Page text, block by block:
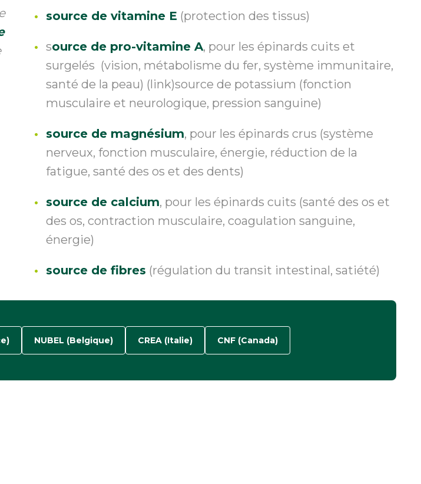
source de vitamine E (protection des tissus)
source de pro-vitamine A, pour les épinards cuits et
surgelés (vision, métabolisme du fer, système immunitaire,
santé de la peau) (link)source de potassium (fonction
musculaire et neurologique, pression sanguine)
source de magnésium, pour les épinards crus (système
nerveux, fonction musculaire, énergie, réduction de la
fatigue, santé des os et des dents)
source de calcium, pour les épinards cuits (santé des os et
des os, contraction musculaire, coagulation sanguine,
énergie)
source de fibres (régulation du transit intestinal, satiété)
NUBEL (Belgique) CREA (Italie) CNF (Canada)